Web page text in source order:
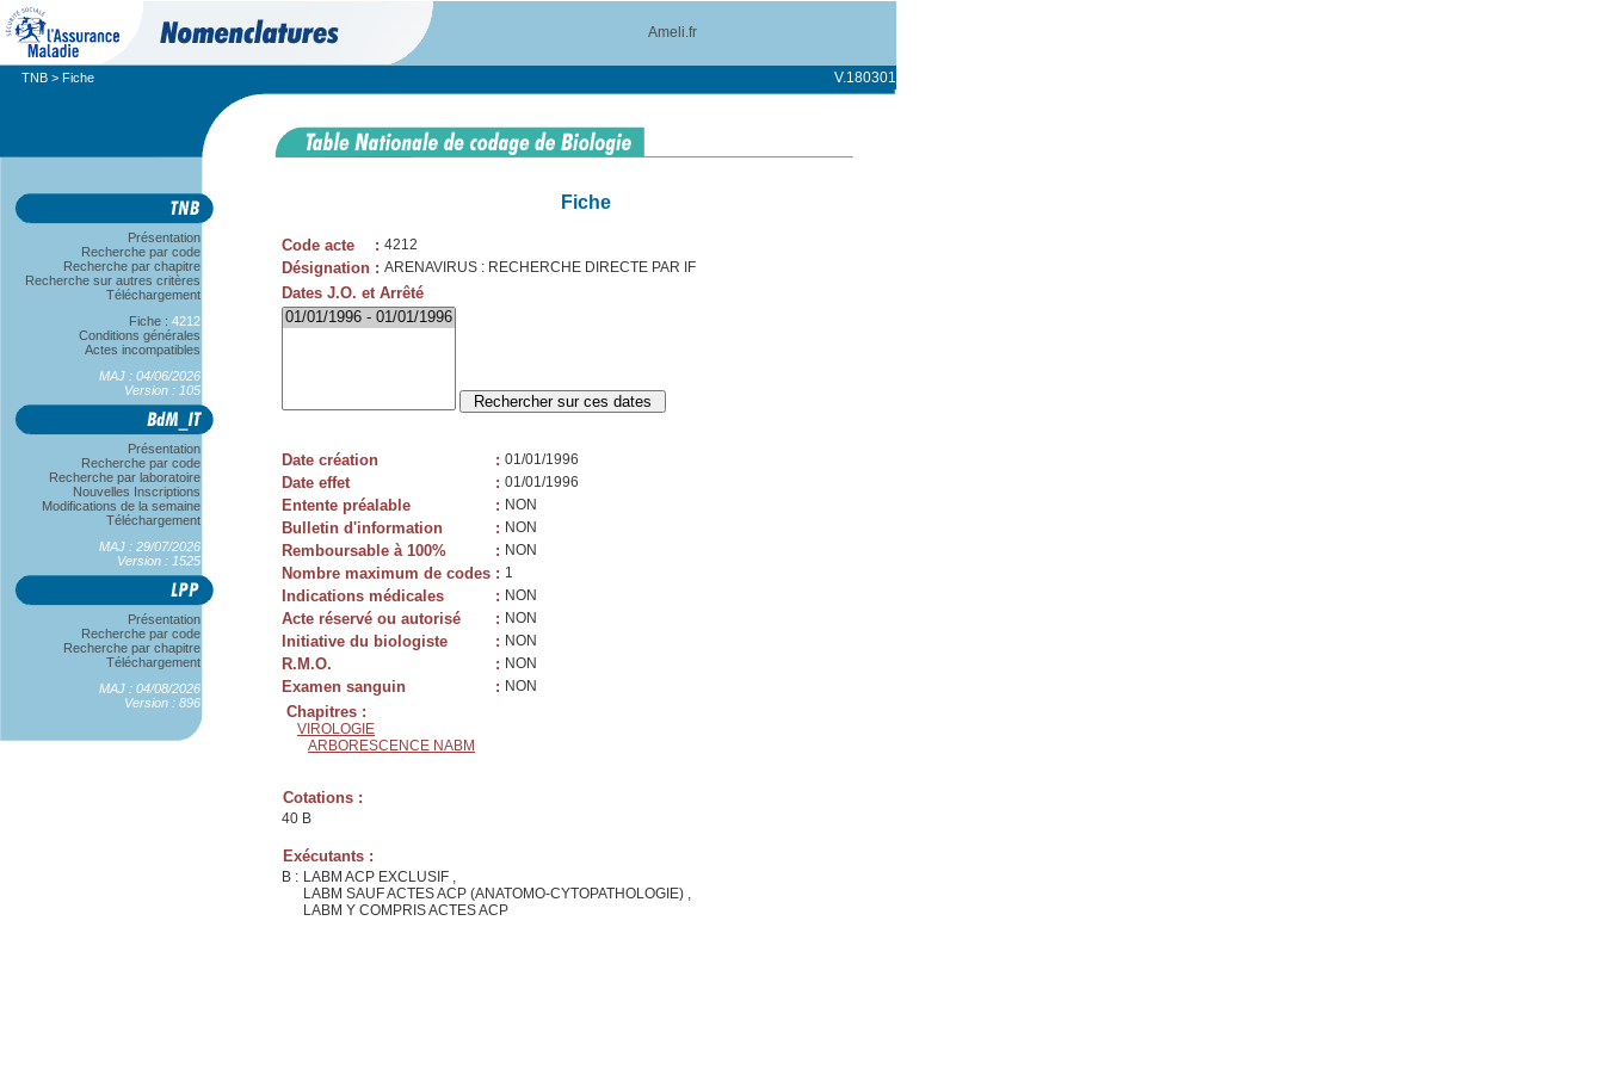
Ameli.fr
TNB > Fiche V.180301
Présentation
Recherche par code
Recherche par chapitre
Recherche sur autres critères
Téléchargement
Fiche : 4212
Conditions générales
Actes incompatibles
MAJ : 04/06/2026
Version : 105
Présentation
Recherche par code
Recherche par laboratoire
Nouvelles Inscriptions
Modifications de la semaine
Téléchargement
MAJ : 29/07/2026
Version : 1525
Présentation
Recherche par code
Recherche par chapitre
Téléchargement
MAJ : 04/08/2026
Version : 896
Fiche
Code acte : 4212
Désignation : ARENAVIRUS : RECHERCHE DIRECTE PAR IF
Dates J.O. et Arrêté
Date création : 01/01/1996
Date effet : 01/01/1996
Entente préalable : NON
Bulletin d'information : NON
Remboursable à 100% : NON
Nombre maximum de codes : 1
Indications médicales : NON
Acte réservé ou autorisé : NON
Initiative du biologiste : NON
R.M.O. : NON
Examen sanguin : NON
Chapitres :
VIROLOGIE
ARBORESCENCE NABM
Cotations :
40 B
Exécutants :
B : LABM ACP EXCLUSIF ,
LABM SAUF ACTES ACP (ANATOMO-CYTOPATHOLOGIE) ,
LABM Y COMPRIS ACTES ACP